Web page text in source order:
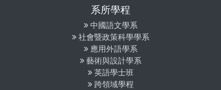
系所學程
中國語文學系
社會暨政策科學學系
應用外語學系
藝術與設計學系
英語學士班
跨領域學程